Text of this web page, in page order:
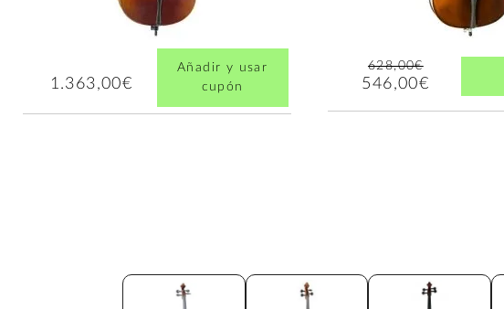
1.363,00€
Añadir y usar
cupón
628,00€
546,00€